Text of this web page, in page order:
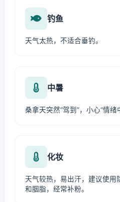
钓鱼
天气太热，不适合垂钓。
中暑
桑拿天突然“驾到”，小心“情绪
化妆
天气较热，易出汗，建议使用
和胭脂，经常补粉。